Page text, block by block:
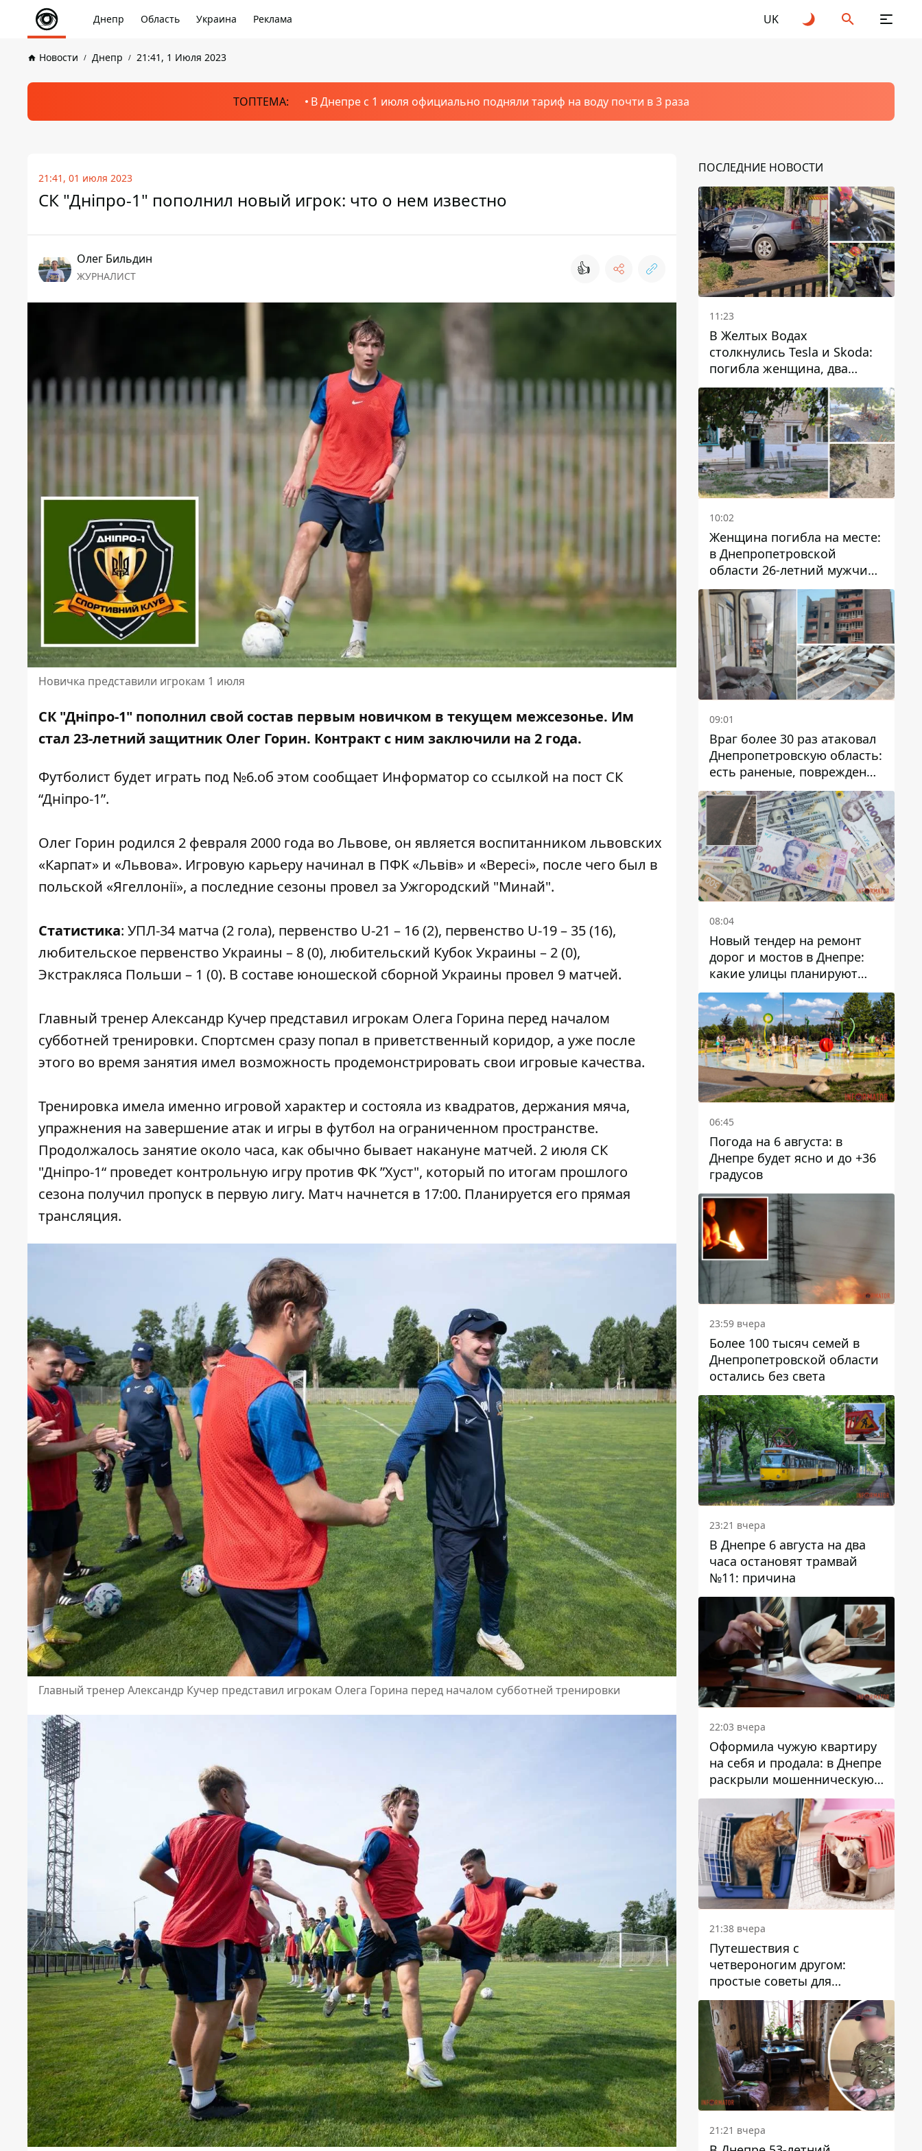
Днепр Область Украина Реклама UK
Новости Днепр 21:41, 1 Июля 2023
ТОПТЕМА: В Днепре с 1 июля официально подняли тариф на воду почти в 3 раза
21:41, 01 июля 2023
СК "Дніпро-1" пополнил новый игрок: что о нем известно
Олег Бильдин
ЖУРНАЛИСТ 👍
Новичка представили игрокам 1 июля
СК "Дніпро-1" пополнил свой состав первым новичком в текущем межсезонье. Им
стал 23-летний защитник Олег Горин. Контракт с ним заключили на 2 года.
Футболист будет играть под №6.об этом сообщает Информатор со ссылкой на пост СК
“Дніпро-1”.
Олег Горин родился 2 февраля 2000 года во Львове, он является воспитанником львовских
«Карпат» и «Львова». Игровую карьеру начинал в ПФК «Львів» и «Вересі», после чего был в
польской «Ягеллонії», а последние сезоны провел за Ужгородский "Минай".
Статистика: УПЛ-34 матча (2 гола), первенство U-21 – 16 (2), первенство U-19 – 35 (16),
любительское первенство Украины – 8 (0), любительский Кубок Украины – 2 (0),
Экстракляса Польши – 1 (0). В составе юношеской сборной Украины провел 9 матчей.
Главный тренер Александр Кучер представил игрокам Олега Горина перед началом
субботней тренировки. Спортсмен сразу попал в приветственный коридор, а уже после
этого во время занятия имел возможность продемонстрировать свои игровые качества.
Тренировка имела именно игровой характер и состояла из квадратов, держания мяча,
упражнения на завершение атак и игры в футбол на ограниченном пространстве.
Продолжалось занятие около часа, как обычно бывает накануне матчей. 2 июля СК
"Дніпро-1“ проведет контрольную игру против ФК ”Хуст", который по итогам прошлого
сезона получил пропуск в первую лигу. Матч начнется в 17:00. Планируется его прямая
трансляция.
Главный тренер Александр Кучер представил игрокам Олега Горина перед началом субботней тренировки
ПОСЛЕДНИЕ НОВОСТИ
11:23
В Желтых Водах
столкнулись Tesla и Skoda:
погибла женщина, два
человека пострадали
10:02
Женщина погибла на месте:
в Днепропетровской
области 26-летний мужчина
избил трех человек
металлическим предметом
09:01
Враг более 30 раз атаковал
Днепропетровскую область:
есть раненые, повреждены
лицей, дома и предприятия
08:04
Новый тендер на ремонт
дорог и мостов в Днепре:
какие улицы планируют
обновить и сколько
десятков миллионов гривен
на это хотят потратить
06:45
Погода на 6 августа: в
Днепре будет ясно и до +36
градусов
23:59 вчера
Более 100 тысяч семей в
Днепропетровской области
остались без света
23:21 вчера
В Днепре 6 августа на два
часа остановят трамвай
№11: причина
22:03 вчера
Оформила чужую квартиру
на себя и продала: в Днепре
раскрыли мошенническую
схему с недвижимостью
21:38 вчера
Путешествия с
четвероногим другом:
простые советы для
поездок с животными
21:21 вчера